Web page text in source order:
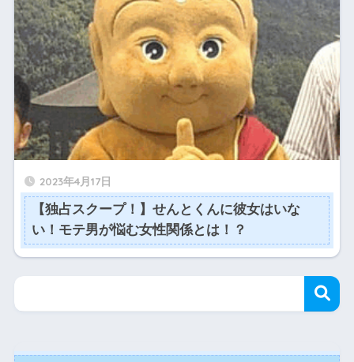
2023年4月17日
【独占スクープ！】せんとくんに彼女はいな
い！モテ男が悩む女性関係とは！？